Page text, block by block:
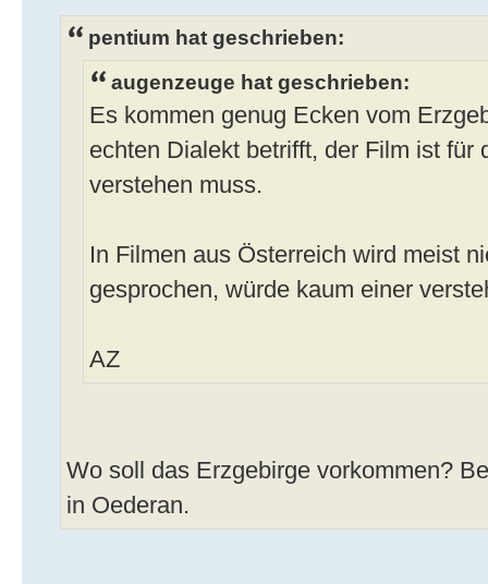
pentium hat geschrieben:
augenzeuge hat geschrieben:
Es kommen genug Ecken vom
echten Dialekt betrifft, der Film ist für
verstehen muss.
In Filmen aus Österreich wird meist
gesprochen, würde kaum einer
AZ
Wo soll das Erzgebirge vorkommen?
in Oederan.